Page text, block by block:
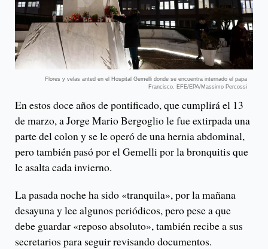
Flores y velas anted en el Hospital Gemelli donde se encuentra internado el papa
Francisco. EFE/EPA/Massimo Percossi
En estos doce años de pontificado, que cumplirá el 13
de marzo, a Jorge Mario Bergoglio le fue extirpada una
parte del colon y se le operó de una hernia abdominal,
pero también pasó por el Gemelli por la bronquitis que
le asalta cada invierno.
La pasada noche ha sido «tranquila», por la mañana
desayuna y lee algunos periódicos, pero pese a que
debe guardar «reposo absoluto», también recibe a sus
secretarios para seguir revisando documentos.